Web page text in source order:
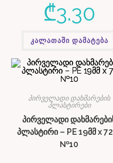
₾3.30
კალათაში დამატება
პირველადი დახმარების
პლასტირები
პირველადი
პლასტირი – PE 19მმ x
№10